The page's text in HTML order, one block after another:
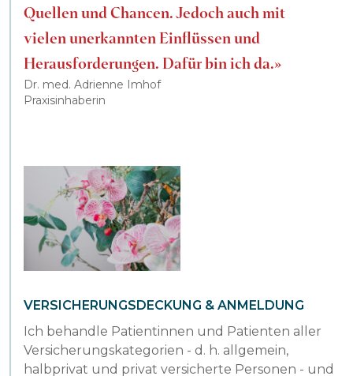
Dr. med. Adrienne Imhof
Praxisinhaberin
Quellen und Chancen. Jedoch auch mit
vielen unerkannten Einflüssen und
Herausforderungen. Dafür bin ich da.»
VERSICHERUNGSDECKUNG & ANMELDUNG
Ich behandle Patientinnen und Patienten aller
Versicherungskategorien - d. h. allgemein,
halbprivat und privat versicherte Personen - und